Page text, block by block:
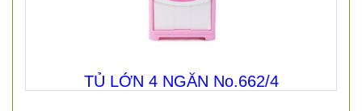
TỦ LỚN 4 NGĂN No.662/4